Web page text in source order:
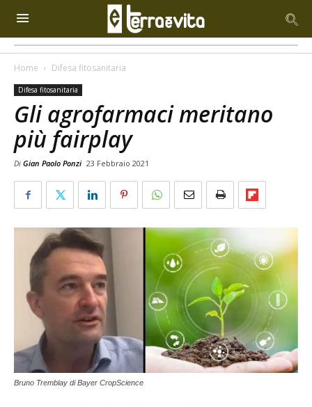
Home Difesa fitosanitaria
Difesa fitosanitaria
Gli agrofarmaci meritano
più fairplay
Di Gian Paolo Ponzi 23 Febbraio 2021
Bruno Tremblay di Bayer CropScience